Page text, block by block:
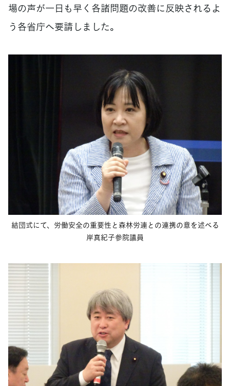
場の声が一日も早く各諸問題の改善に反映されるよ
う各省庁へ要請しました。
結団式にて、労働安全の重要性と森林労連との連携の意を述べる
岸真紀子参院議員